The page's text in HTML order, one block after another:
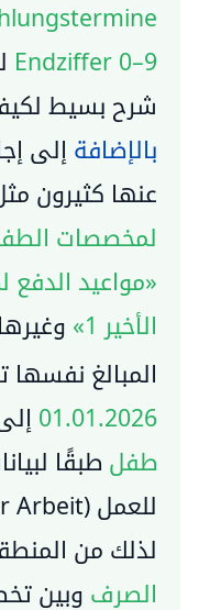
Endziffer 0–9
شرح بسيط
بالإضافة إلى
عنها كثيرون
لمخصصات الطفل
«مواعيد
الأخير 1»
المبالغ نفسها
01.01.2026
طفل طبقًا
للعمل (Bundesagentur für Arbeit)
لذلك من
الصرف وبين